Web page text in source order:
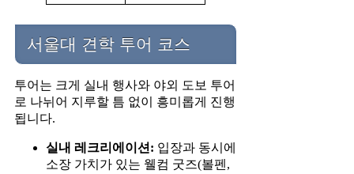
서울대 견학 투어 코스
투어는 크게 실내 행사와 야외 도보 투어
로 나뉘어 지루할 틈 없이 흥미롭게 진행
됩니다.
실내 레크리에이션: 입장과 동시에
소장 가치가 있는 웰컴 굿즈(볼펜,